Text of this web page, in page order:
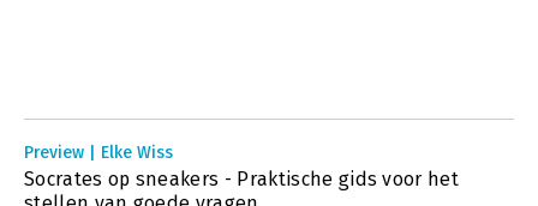
Preview | Elke Wiss
Socrates op sneakers - Praktische gids voor het